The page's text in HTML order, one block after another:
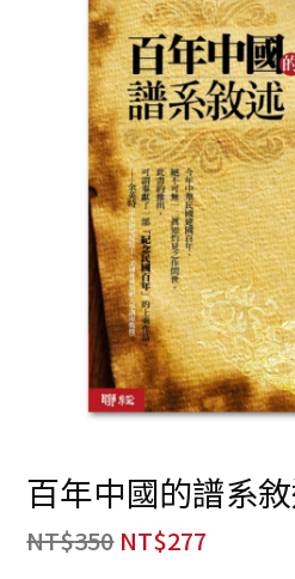
百年中國的譜系
NT$350 NT$277